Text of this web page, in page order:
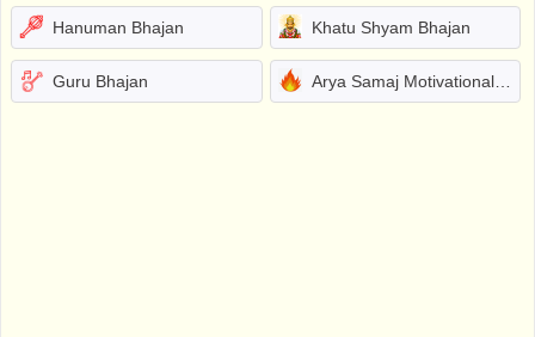
Hanuman Bhajan Khatu Shyam Bhajan
Guru Bhajan Arya Samaj Motivational Bhajans